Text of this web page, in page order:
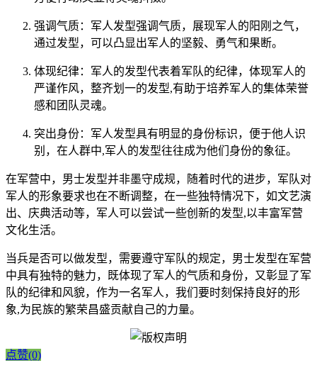
强调气质：军人发型强调气质，展现军人的阳刚之气，
通过发型，可以凸显出军人的坚毅、勇气和果断。
体现纪律：军人的发型代表着军队的纪律，体现军人的
严谨作风，整齐划一的发型,有助于培养军人的集体荣誉
感和团队灵魂。
突出身份：军人发型具有明显的身份标识，便于他人识
别，在人群中,军人的发型往往成为他们身份的象征。
在军营中，男士发型并非墨守成规，随着时代的进步，军队对
军人的形象要求也在不断调整，在一些独特情况下，如文艺演
出、庆典活动等，军人可以尝试一些创新的发型,以丰富军营
文化生活。
当兵是否可以做发型，需要遵守军队的规定，男士发型在军营
中具有独特的魅力，既体现了军人的气质和身份，又彰显了军
队的纪律和风貌，作为一名军人，我们要时刻保持良好的形
象,为民族的繁荣昌盛贡献自己的力量。
点赞(0)